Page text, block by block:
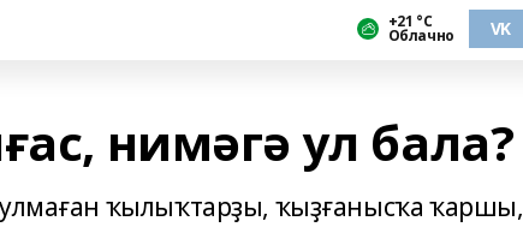
+21 °С
Облачно VK
нимәгә ул бала?
ҡылыҡтарҙы, ҡыҙғанысҡа ҡаршы,